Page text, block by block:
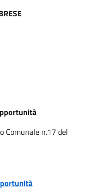
Comunale n.17 del